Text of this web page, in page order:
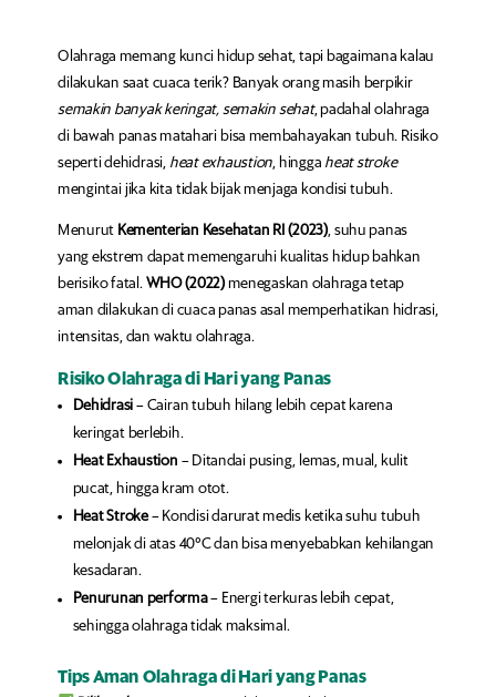
Olahraga memang kunci hidup sehat, tapi bagaimana kalau
dilakukan saat cuaca terik? Banyak orang masih berpikir
semakin banyak keringat, semakin sehat, padahal olahraga
di bawah panas matahari bisa membahayakan tubuh. Risiko
seperti dehidrasi, heat exhaustion, hingga heat stroke
mengintai jika kita tidak bijak menjaga kondisi tubuh.
Menurut Kementerian Kesehatan RI (2023), suhu panas
yang ekstrem dapat memengaruhi kualitas hidup bahkan
berisiko fatal. WHO (2022)menegaskan olahraga tetap
aman dilakukan di cuaca panas asal memperhatikan hidrasi,
intensitas, dan waktu olahraga.
Risiko Olahraga di Hari yang Panas
Dehidrasi – Cairan tubuh hilang lebih cepat karena
keringat berlebih.
Heat Exhaustion – Ditandai pusing, lemas, mual, kulit
pucat, hingga kram otot.
Heat Stroke– Kondisi darurat medis ketika suhu tubuh
melonjak di atas 40°C dan bisa menyebabkan kehilangan
kesadaran.
Penurunan performa– Energi terkuras lebih cepat,
sehingga olahraga tidak maksimal.
Tips Aman Olahraga di Hari yang Panas